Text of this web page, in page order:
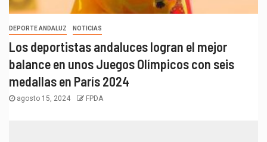
DEPORTE ANDALUZ NOTICIAS
Los deportistas andaluces logran el mejor
balance en unos Juegos Olímpicos con seis
medallas en París 2024
agosto 15, 2024 FPDA